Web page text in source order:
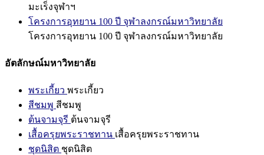
มะเร็งจุฬาฯ
โครงการอุทยาน 100 ปี จุฬาลงกรณ์มหาวิทยาลัย
โครงการอุทยาน 100 ปี จุฬาลงกรณ์มหาวิทยาลัย
อัตลักษณ์มหาวิทยาลัย
พระเกี้ยว พระเกี้ยว
สีชมพู สีชมพู
ต้นจามจุรี ต้นจามจุรี
เสื้อครุยพระราชทาน เสื้อครุยพระราชทาน
ชุดนิสิต ชุดนิสิต